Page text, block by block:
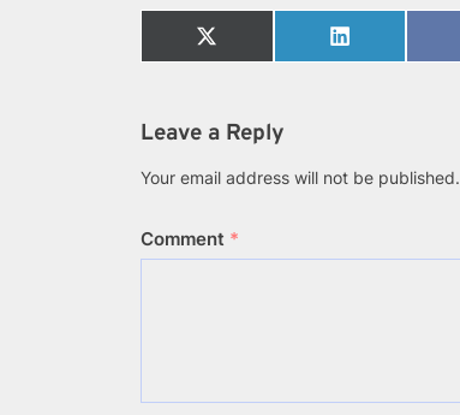
Share
on
Share
on
Leave a Reply
Your email address will not be published.
Comment *